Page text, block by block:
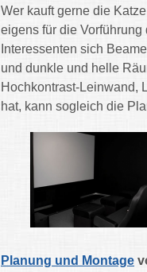
Wer kauft gerne die
eigens für die
Interessenten sich
und dunkle und helle
Hochkontrast-Leinwand,
hat, kann sogleich die
Planung und Montage